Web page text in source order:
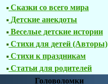
Сказки со всего мира
Детские анекдоты
Веселые детские истории
Стихи для детей (Авторы)
Стихи к праздникам
Статьи для родителей
Головоломки